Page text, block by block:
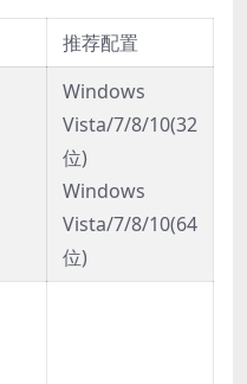
推荐配置
Windows
Vista/7/8/10(32
位)
Windows
Vista/7/8/10(64
位)